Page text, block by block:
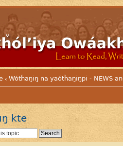
‹ Wótȟaŋiŋ na yaótȟaŋiŋpi - NEWS
kte